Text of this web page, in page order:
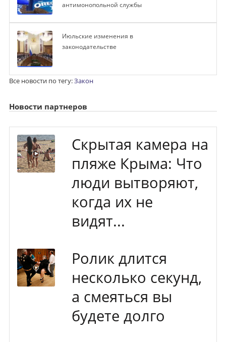
антимонопольной службы
Июльские изменения в
законодательстве
Все новости по тегу:Закон
Новости партнеров
Скрытая камера на
пляже Крыма: Что
люди вытворяют,
когда их не
видят...
Ролик длится
несколько секунд,
а смеяться вы
будете долго